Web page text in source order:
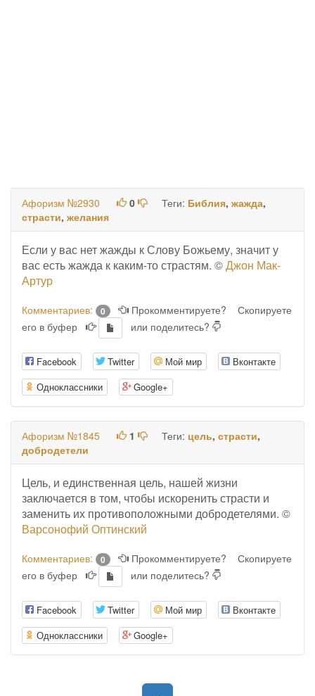
Афоризм №2930 0 Теги: Библия, жажда,
страсти, желания
Если у вас нет жажды к Слову Божьему, значит у
вас есть жажда к каким-то страстям. ©Джон Мак-
Артур
Комментариев: 0 Прокомментируете?
Скопируете
его в буфер
или поделитесь?
Facebook Twitter Мой мир
Вконтакте
Одноклассники
Google+
Афоризм №1845 1 Теги: цель, страсти,
добродетели
Цель, и единственная цель, нашей жизни
заключается в том, чтобы искоренить страсти и
заменить их противоположными добродетелями. ©
Варсонофий Оптинский
Комментариев: 0 Прокомментируете?
Скопируете
его в буфер
или поделитесь?
Facebook Twitter Мой мир
Вконтакте
Одноклассники
Google+